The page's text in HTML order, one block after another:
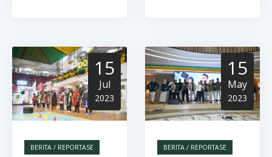
15
Jul
2023
BERITA / REPORTASE
15
May
2023
BERITA / REPORTASE